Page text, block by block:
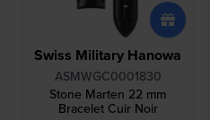
Swiss Military Hanowa
ASMWGC0001830
Stone Marten 22 mm
Bracelet Cuir Noir